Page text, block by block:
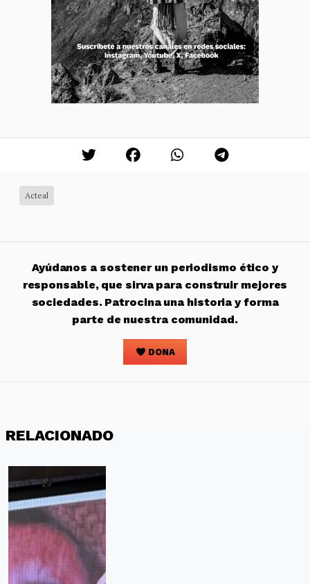
Acteal
Ayúdanos a sostener un periodismo ético y
responsable, que sirva para construir mejores
sociedades. Patrocina una historia y forma
parte de nuestra comunidad.
DONA
RELACIONADO